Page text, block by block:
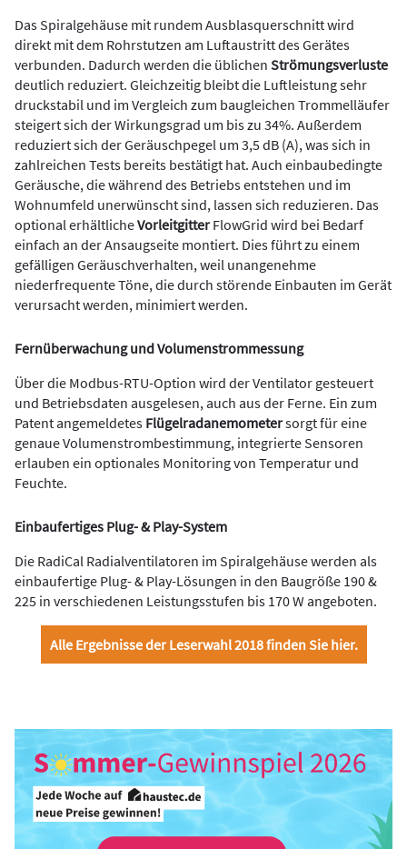
Das Spiralgehäuse mit rundem Ausblasquerschnitt wird
direkt mit dem Rohrstutzen am Luftaustritt des Gerätes
verbunden. Dadurch werden die üblichen Strömungsverluste
deutlich reduziert. Gleichzeitig bleibt die Luftleistung sehr
druckstabil und im Vergleich zum baugleichen Trommelläufer
steigert sich der Wirkungsgrad um bis zu 34%. Außerdem
reduziert sich der Geräuschpegel um 3,5 dB (A), was sich in
zahlreichen Tests bereits bestätigt hat. Auch einbaubedingte
Geräusche, die während des Betriebs entstehen und im
Wohnumfeld unerwünscht sind, lassen sich reduzieren. Das
optional erhältlicheVorleitgitterFlowGrid wird bei Bedarf
einfach an der Ansaugseite montiert. Dies führt zu einem
gefälligen Geräuschverhalten, weil unangenehme
niederfrequente Töne, die durch störende Einbauten im Gerät
verursacht werden, minimiert werden.
Fernüberwachung und Volumenstrommessung
Über die Modbus-RTU-Option wird der Ventilator gesteuert
und Betriebsdaten ausgelesen, auch aus der Ferne. Ein zum
Patent angemeldetes Flügelradanemometersorgt für eine
genaue Volumenstrombestimmung, integrierte Sensoren
erlauben ein optionales Monitoring von Temperatur und
Feuchte.
Einbaufertiges Plug- & Play-System
Die RadiCal Radialventilatoren im Spiralgehäuse werden als
einbaufertige Plug- & Play-Lösungen in den Baugröße 190 &
225 in verschiedenen Leistungsstufen bis 170 W angeboten.
Alle Ergebnisse der Leserwahl 2018 finden Sie hier.